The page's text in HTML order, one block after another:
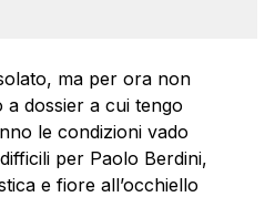
ma per ora non
dossier a cui tengo
le condizioni vado
per Paolo Berdini,
e fiore all’occhiello